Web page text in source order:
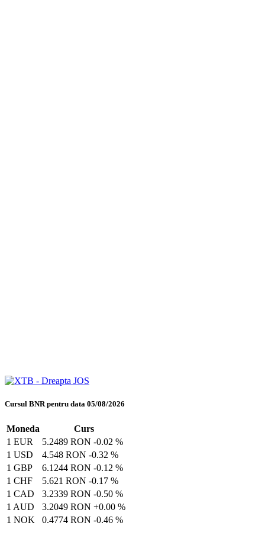
Cursul BNR pentru data 05/08/2026
Moneda
Curs
1 EUR
5.2489 RON -0.02 %
1 USD
4.548 RON -0.32 %
1 GBP
6.1244 RON -0.12 %
1 CHF
5.621 RON -0.17 %
1 CAD
3.2339 RON -0.50 %
1 AUD
3.2049 RON +0.00 %
1 NOK
0.4774 RON -0.46 %